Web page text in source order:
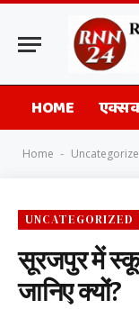
HOME
Home -
UNCATEGORIZED
सूरजपुर में
जानिए क्यों?